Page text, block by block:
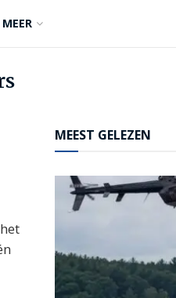
MEER
MEEST GELEZEN